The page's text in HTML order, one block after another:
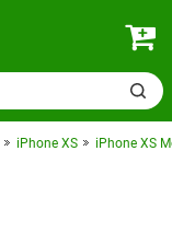
iPhone XS iPhone XS